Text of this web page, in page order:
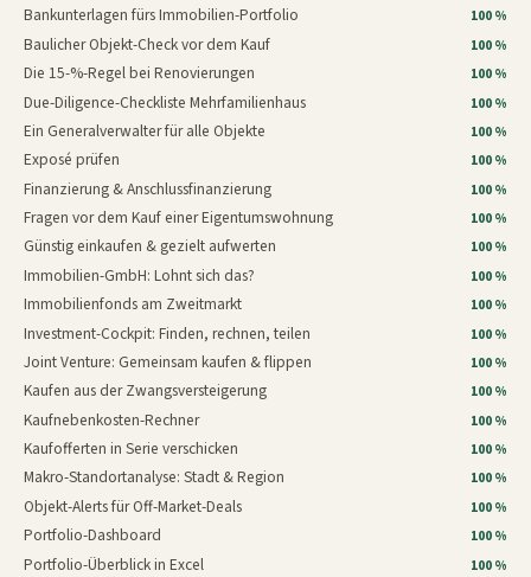
Bankunterlagen fürs Immobilien-Portfolio 100 %
Baulicher Objekt-Check vor dem Kauf 100 %
Die 15-%-Regel bei Renovierungen 100 %
Due-Diligence-Checkliste Mehrfamilienhaus 100 %
Ein Generalverwalter für alle Objekte 100 %
Exposé prüfen 100 %
Finanzierung & Anschlussfinanzierung 100 %
Fragen vor dem Kauf einer Eigentumswohnung 100 %
Günstig einkaufen & gezielt aufwerten 100 %
Immobilien-GmbH: Lohnt sich das? 100 %
Immobilienfonds am Zweitmarkt 100 %
Investment-Cockpit: Finden, rechnen, teilen 100 %
Joint Venture: Gemeinsam kaufen & flippen 100 %
Kaufen aus der Zwangsversteigerung 100 %
Kaufnebenkosten-Rechner 100 %
Kaufofferten in Serie verschicken 100 %
Makro-Standortanalyse: Stadt & Region 100 %
Objekt-Alerts für Off-Market-Deals 100 %
Portfolio-Dashboard 100 %
Portfolio-Überblick in Excel 100 %